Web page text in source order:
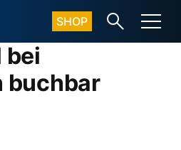
SHOP
bei
buchbar